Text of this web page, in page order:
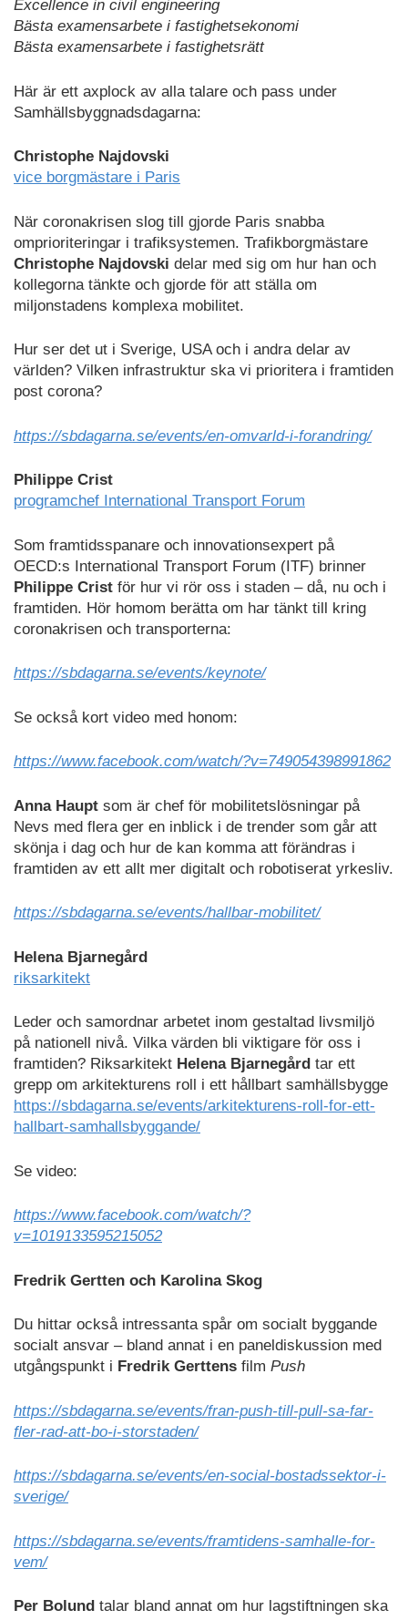
Excellence in civil engineering
Bästa examensarbete i fastighetsekonomi
Bästa examensarbete i fastighetsrätt
Här är ett axplock av alla talare och pass under
Samhällsbyggnadsdagarna:
Christophe Najdovski
vice borgmästare i Paris
När coronakrisen slog till gjorde Paris snabba
omprioriteringar i trafiksystemen. Trafikborgmästare
Christophe Najdovski delar med sig om hur han och
kollegorna tänkte och gjorde för att ställa om
miljonstadens komplexa mobilitet.
Hur ser det ut i Sverige, USA och i andra delar av
världen? Vilken infrastruktur ska vi prioritera i framtiden
post corona?
https://sbdagarna.se/events/en-omvarld-i-forandring/
Philippe Crist
programchef International Transport Forum
Som framtidsspanare och innovationsexpert på
OECD:s International Transport Forum (ITF) brinner
Philippe Crist för hur vi rör oss i staden – då, nu och i
framtiden. Hör homom berätta om har tänkt till kring
coronakrisen och transporterna:
https://sbdagarna.se/events/keynote/
Se också kort video med honom:
https://www.facebook.com/watch/?v=749054398991862
Anna Haupt som är chef för mobilitetslösningar på
Nevs med flera ger en inblick i de trender som går att
skönja i dag och hur de kan komma att förändras i
framtiden av ett allt mer digitalt och robotiserat yrkesliv.
https://sbdagarna.se/events/hallbar-mobilitet/
Helena Bjarnegård
riksarkitekt
Leder och samordnar arbetet inom gestaltad livsmiljö
på nationell nivå. Vilka värden bli viktigare för oss i
framtiden? Riksarkitekt Helena Bjarnegård tar ett
grepp om arkitekturens roll i ett hållbart samhällsbygge
https://sbdagarna.se/events/arkitekturens-roll-for-ett-
hallbart-samhallsbyggande/
Se video:
https://www.facebook.com/watch/?
v=1019133595215052
Fredrik Gertten och Karolina Skog
Du hittar också intressanta spår om socialt byggande
socialt ansvar – bland annat i en paneldiskussion med
utgångspunkt i Fredrik Gerttens film Push
https://sbdagarna.se/events/fran-push-till-pull-sa-far-
fler-rad-att-bo-i-storstaden/
https://sbdagarna.se/events/en-social-bostadssektor-i-
sverige/
https://sbdagarna.se/events/framtidens-samhalle-for-
vem/
Per Bolund talar bland annat om hur lagstiftningen ska